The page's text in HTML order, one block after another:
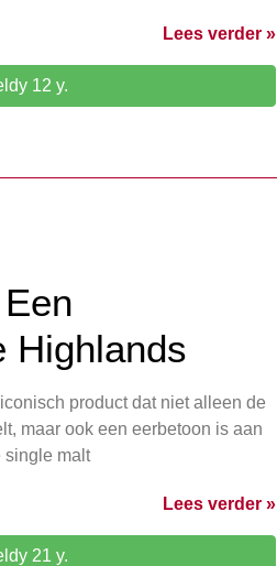
Lees verder »
12 y.
Highlands
product dat niet alleen de
maar ook een eerbetoon is aan
single malt
Lees verder »
21 y.